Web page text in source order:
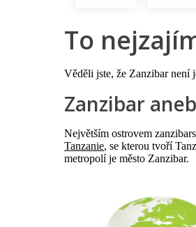
To
Věděli jste, že Zanzibar není
Zanzibar
Největším ostrovem
Tanzanie, se kterou tvoří
metropolí je město Zanzibar.